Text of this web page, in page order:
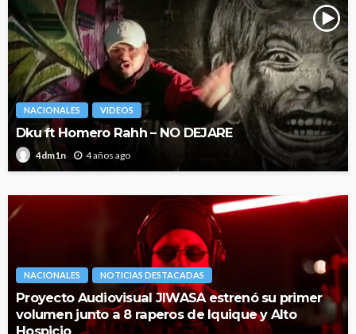
NACIONALES VIDEOS
Dku ft Homero Rahh – NO DEJARE
4dm1n 4 años ago
NACIONALES NOTICIAS DESTACADAS
Proyecto Audiovisual JIWASA estrenó su primer
volumen junto a 8 raperos de Iquique y Alto
Hospicio